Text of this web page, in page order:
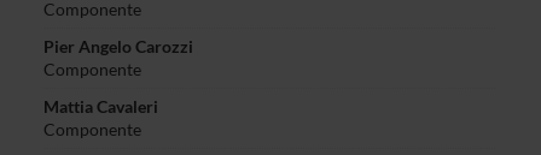
Componente
Pier Angelo Carozzi
Componente
Mattia Cavaleri
Componente